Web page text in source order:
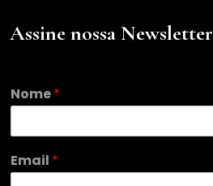
Assine nossa Newsletter
Nome*
*
*
Email *